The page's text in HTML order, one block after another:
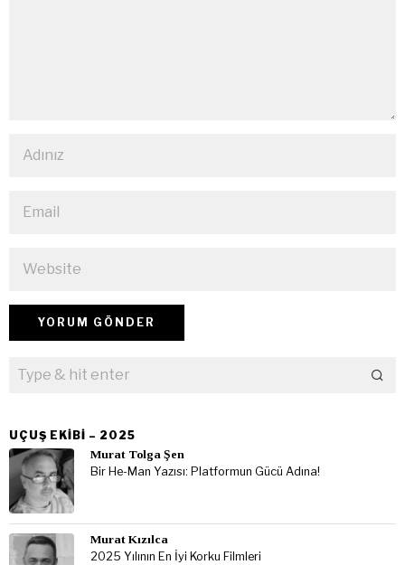
UÇUŞ EKIBI – 2025
Murat Tolga Şen
Bir He-Man Yazısı: Platformun Gücü Adına!
Murat Kızılca
2025 Yılının En İyi Korku Filmleri